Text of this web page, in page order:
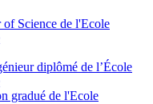
Science de l'Ecole
diplômé de l’École
gradué de l'Ecole